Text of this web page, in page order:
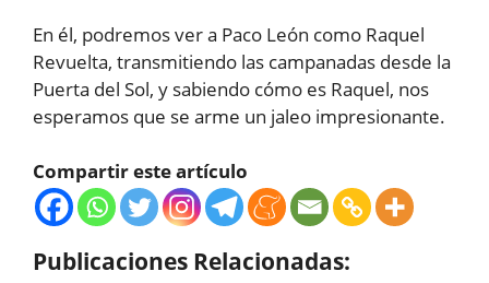
En él, podremos ver a Paco León como Raquel
Revuelta, transmitiendo las campanadas desde la
Puerta del Sol, y sabiendo cómo es Raquel, nos
esperamos que se arme un jaleo impresionante.
Compartir este artículo
Publicaciones Relacionadas: